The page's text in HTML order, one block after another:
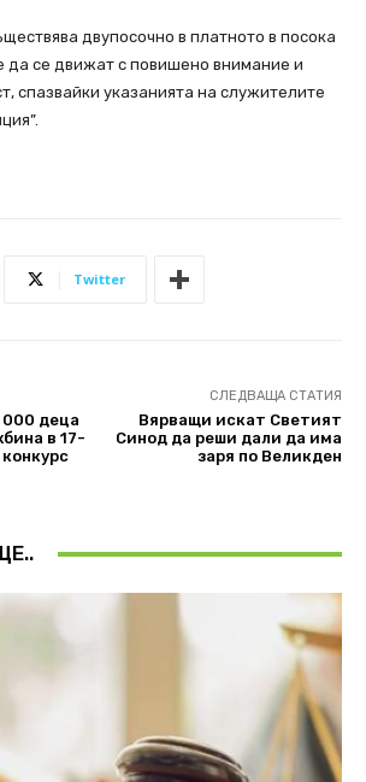
двупосочно в платното в посока
да се движат с повишено внимание и
спазвайки указанията на служителите
Twitter
000 деца
в 17-
СЛЕДВАЩА СТАТИЯ
Вярващи искат Светият
Синод да реши дали да има
заря по Великден